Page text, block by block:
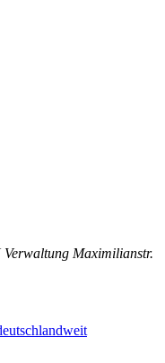
Maximilianstr.